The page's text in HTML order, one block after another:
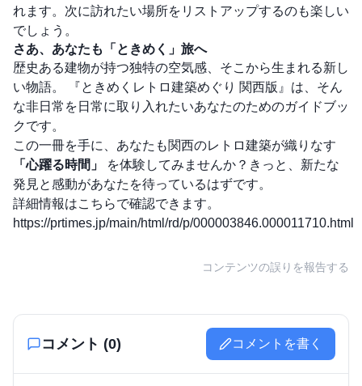
れます。次に訪れたい場所をリストアップするのも楽しい
でしょう。
さあ、あなたも「ときめく」旅へ
歴史ある建物が持つ独特の空気感、そこから生まれる新し
い物語。 『ときめくレトロ建築めぐり 関西版』は、そん
な非日常を日常に取り入れたいあなたのためのガイドブッ
クです。
この一冊を手に、あなたも関西のレトロ建築が織りなす
「心躍る時間」
を体験してみませんか？きっと、新たな
発見と感動があなたを待っているはずです。
詳細情報はこちらで確認できます。
https://prtimes.jp/main/html/rd/p/000003846.000011710.html
コンテンツの誤りを報告する
コメント (0) コメントを書く